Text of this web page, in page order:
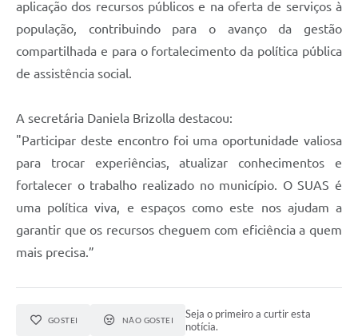
aplicação dos recursos públicos e na oferta de serviços à
população, contribuindo para o avanço da gestão
compartilhada e para o fortalecimento da política pública
de assistência social.
A secretária Daniela Brizolla destacou:
"Participar deste encontro foi uma oportunidade valiosa
para trocar experiências, atualizar conhecimentos e
fortalecer o trabalho realizado no município. O SUAS é
uma política viva, e espaços como este nos ajudam a
garantir que os recursos cheguem com eficiência a quem
mais precisa.”
GOSTEI NÃO GOSTEI
Seja o primeiro a curtir esta
notícia.